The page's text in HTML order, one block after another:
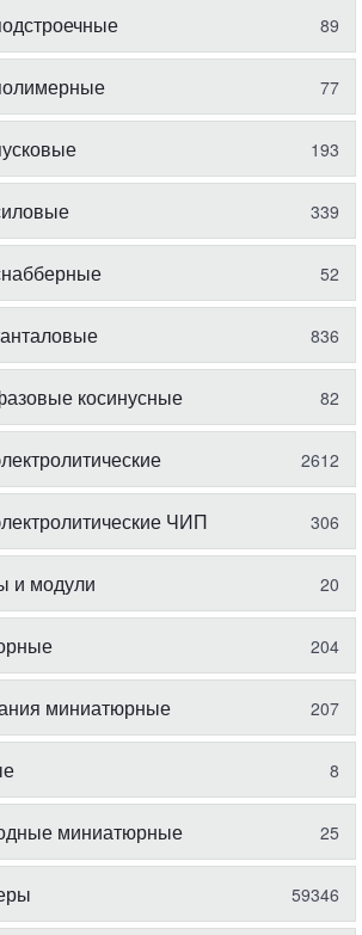
89
77
193
339
52
836
косинусные 82
2612
ЧИП 306
и модули 20
204
миниатюрные 207
8
миниатюрные 25
59346